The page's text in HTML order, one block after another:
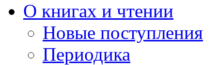
О книгах и чтении
Новые поступления
Периодика